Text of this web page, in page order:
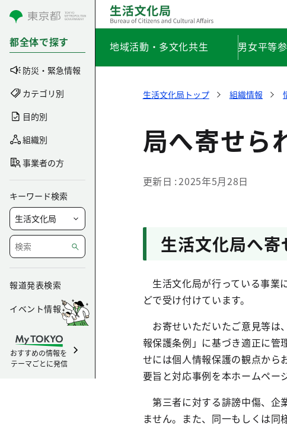
コンテンツにスキップ
都全体で探す
防災・緊急情報
カテゴリ別
目的別
組織別
事業者の方
キーワード検索
報道発表検索
イベント情報
おすすめの情報を
テーマごとに発信
地域活動・多文化共生 男女平等
生活文化局トップ 組織情報
局へ寄せら
更新日 2025年5月28日
生活文化局へ
生活文化局が行っている事業
どで受け付けています。
お寄せいただいたご意見等は
報保護条例」に基づき適正に管
せには個人情報保護の観点から
要旨と対応事例を本ホームペー
第三者に対する誹謗中傷、企
ません。また、同一もしくは同